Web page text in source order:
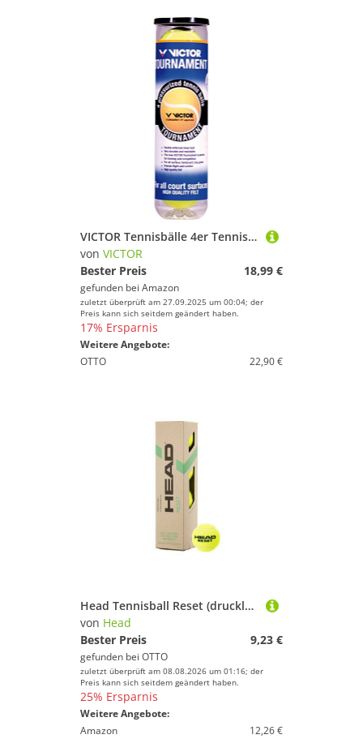
VICTOR Tennisbälle 4er Tennisdose
von VICTOR
Bester Preis
18,99 €
gefunden bei Amazon
zuletzt überprüft am 27.09.2025 um 00:04; der
Preis kann sich seitdem geändert haben.
17% Ersparnis
Weitere Angebote:
OTTO
22,90 €
Head Tennisball Reset (drucklos) gelb Dose 4er
von Head
Bester Preis
9,23 €
gefunden bei OTTO
zuletzt überprüft am 08.08.2026 um 01:16; der
Preis kann sich seitdem geändert haben.
25% Ersparnis
Weitere Angebote:
Amazon
12,26 €